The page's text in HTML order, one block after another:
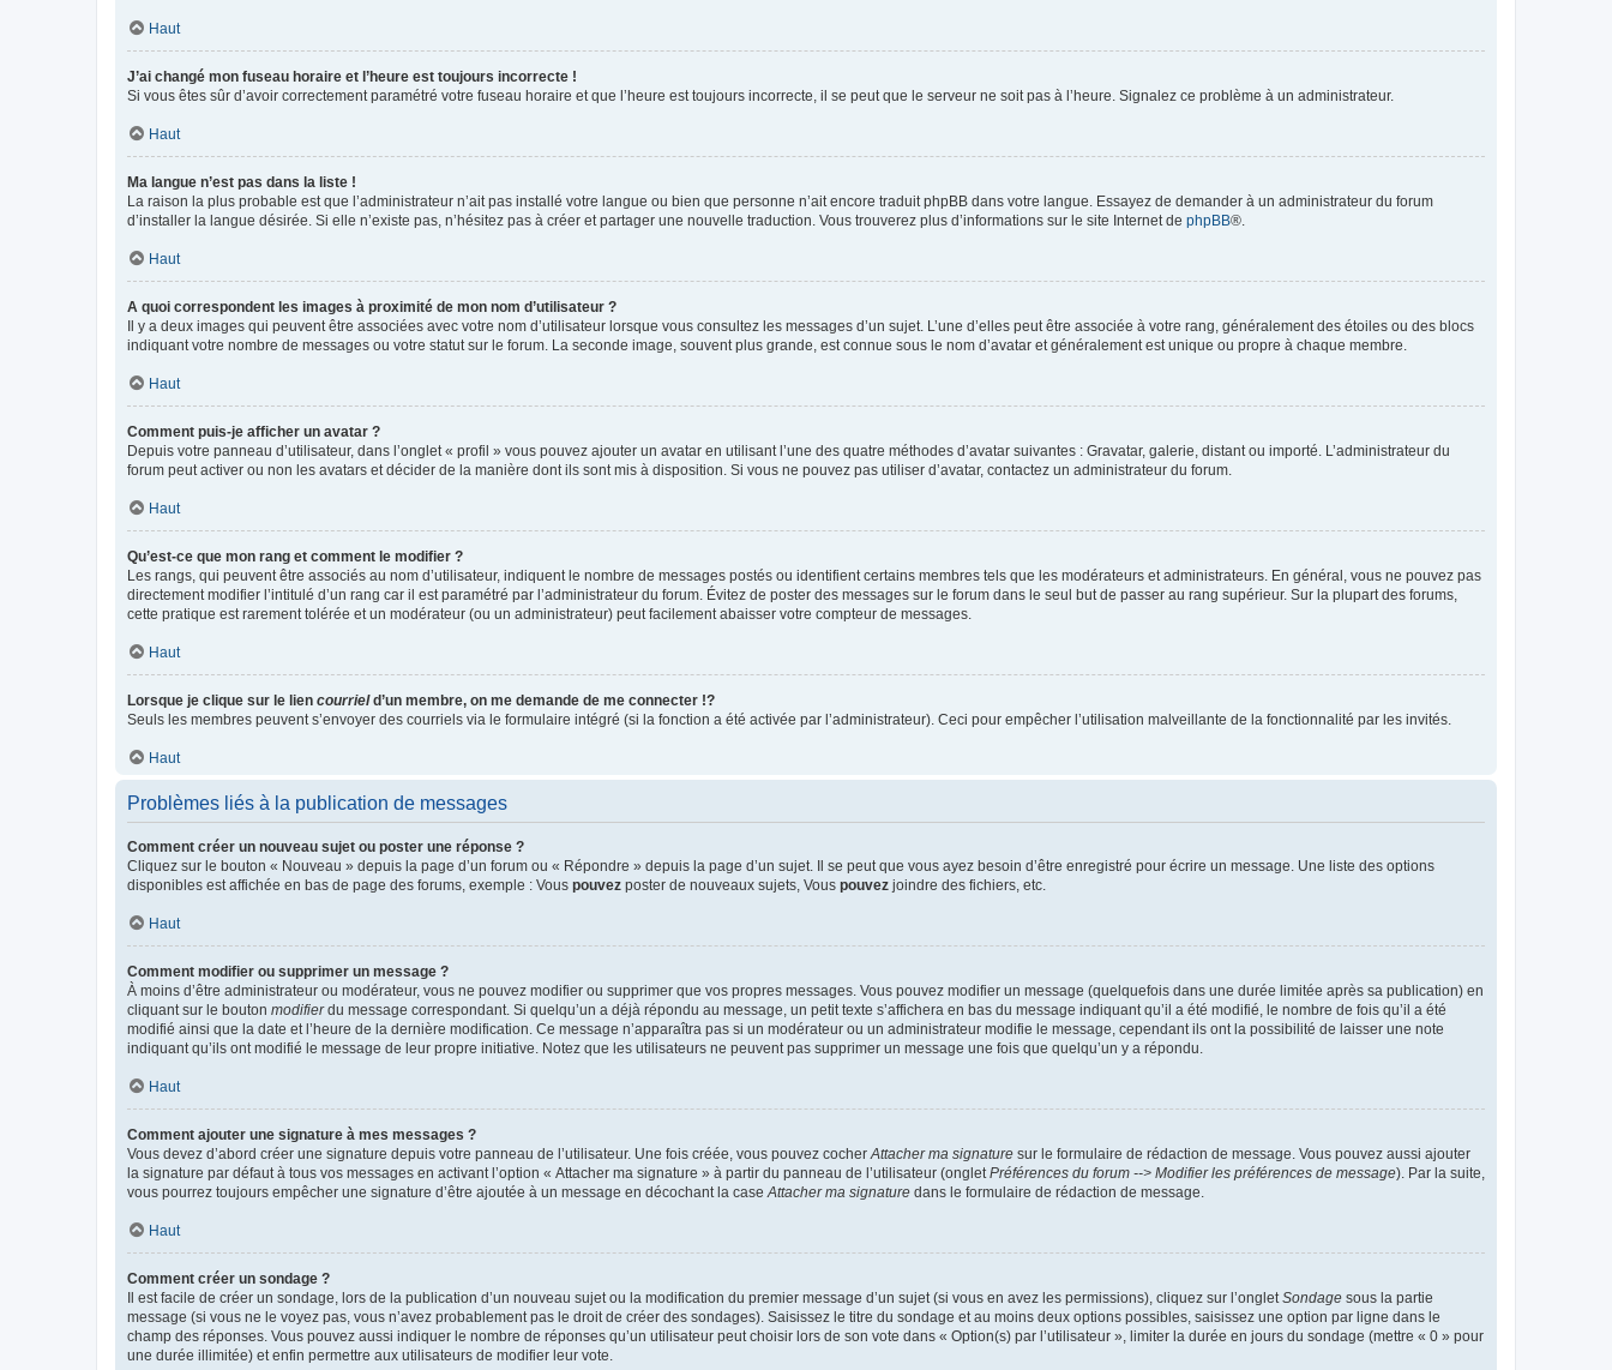
Haut
J’ai changé mon fuseau horaire et l’heure est toujours incorrecte !
Si vous êtes sûr d’avoir correctement paramétré votre fuseau horaire et que l’heure est toujours incorrecte, il se peut que le serveur ne soit pas à l’heure. Signalez ce problème à un administrateur.
Haut
Ma langue n’est pas dans la liste !
La raison la plus probable est que l’administrateur n’ait pas installé votre langue ou bien que personne n’ait encore traduit phpBB dans votre langue. Essayez de demander à un administrateur du forum
d’installer la langue désirée. Si elle n’existe pas, n’hésitez pas à créer et partager une nouvelle traduction. Vous trouverez plus d’informations sur le site Internet de phpBB®.
Haut
A quoi correspondent les images à proximité de mon nom d’utilisateur ?
Il y a deux images qui peuvent être associées avec votre nom d’utilisateur lorsque vous consultez les messages d’un sujet. L’une d’elles peut être associée à votre rang, généralement des étoiles ou des blocs
indiquant votre nombre de messages ou votre statut sur le forum. La seconde image, souvent plus grande, est connue sous le nom d’avatar et généralement est unique ou propre à chaque membre.
Haut
Comment puis-je afficher un avatar ?
Depuis votre panneau d’utilisateur, dans l’onglet « profil » vous pouvez ajouter un avatar en utilisant l’une des quatre méthodes d’avatar suivantes : Gravatar, galerie, distant ou importé. L’administrateur du
forum peut activer ou non les avatars et décider de la manière dont ils sont mis à disposition. Si vous ne pouvez pas utiliser d’avatar, contactez un administrateur du forum.
Haut
Qu’est-ce que mon rang et comment le modifier ?
Les rangs, qui peuvent être associés au nom d’utilisateur, indiquent le nombre de messages postés ou identifient certains membres tels que les modérateurs et administrateurs. En général, vous ne pouvez pas
directement modifier l’intitulé d’un rang car il est paramétré par l’administrateur du forum. Évitez de poster des messages sur le forum dans le seul but de passer au rang supérieur. Sur la plupart des forums,
cette pratique est rarement tolérée et un modérateur (ou un administrateur) peut facilement abaisser votre compteur de messages.
Haut
Lorsque je clique sur le lien courrield’un membre, on me demande de me connecter !?
Seuls les membres peuvent s’envoyer des courriels via le formulaire intégré (si la fonction a été activée par l’administrateur). Ceci pour empêcher l’utilisation malveillante de la fonctionnalité par les invités.
Haut
Problèmes liés à la publication de messages
Comment créer un nouveau sujet ou poster une réponse ?
Cliquez sur le bouton « Nouveau » depuis la page d’un forum ou « Répondre » depuis la page d’un sujet. Il se peut que vous ayez besoin d’être enregistré pour écrire un message. Une liste des options
disponibles est affichée en bas de page des forums, exemple : Vous pouvez poster de nouveaux sujets, Vous pouvez joindre des fichiers, etc.
Haut
Comment modifier ou supprimer un message ?
À moins d’être administrateur ou modérateur, vous ne pouvez modifier ou supprimer que vos propres messages. Vous pouvez modifier un message (quelquefois dans une durée limitée après sa publication) en
cliquant sur le bouton modifierdu message correspondant. Si quelqu’un a déjà répondu au message, un petit texte s’affichera en bas du message indiquant qu’il a été modifié, le nombre de fois qu’il a été
modifié ainsi que la date et l’heure de la dernière modification. Ce message n’apparaîtra pas si un modérateur ou un administrateur modifie le message, cependant ils ont la possibilité de laisser une note
indiquant qu’ils ont modifié le message de leur propre initiative. Notez que les utilisateurs ne peuvent pas supprimer un message une fois que quelqu’un y a répondu.
Haut
Comment ajouter une signature à mes messages ?
Vous devez d’abord créer une signature depuis votre panneau de l’utilisateur. Une fois créée, vous pouvez cocher Attacher ma signature sur le formulaire de rédaction de message. Vous pouvez aussi ajouter
la signature par défaut à tous vos messages en activant l’option « Attacher ma signature » à partir du panneau de l’utilisateur (onglet Préférences du forum --> Modifier les préférences de message). Par la suite,
vous pourrez toujours empêcher une signature d’être ajoutée à un message en décochant la case Attacher ma signature dans le formulaire de rédaction de message.
Haut
Comment créer un sondage ?
Il est facile de créer un sondage, lors de la publication d’un nouveau sujet ou la modification du premier message d’un sujet (si vous en avez les permissions), cliquez sur l’onglet Sondage sous la partie
message (si vous ne le voyez pas, vous n’avez probablement pas le droit de créer des sondages). Saisissez le titre du sondage et au moins deux options possibles, saisissez une option par ligne dans le
champ des réponses. Vous pouvez aussi indiquer le nombre de réponses qu’un utilisateur peut choisir lors de son vote dans « Option(s) par l’utilisateur », limiter la durée en jours du sondage (mettre « 0 » pour
une durée illimitée) et enfin permettre aux utilisateurs de modifier leur vote.